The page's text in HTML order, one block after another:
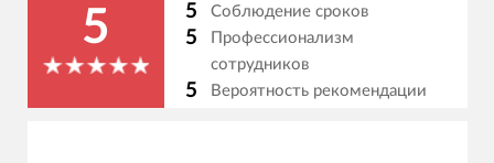
5 5 Соблюдение сроков
5
Профессионализм
сотрудников
5 Вероятность рекомендации